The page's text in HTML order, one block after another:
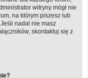
witryny mógł nie
na którym piszesz lub
nadal nie masz
skontaktuj się z